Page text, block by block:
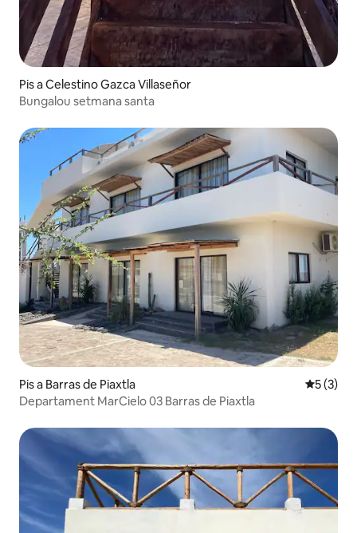
Pis a Celestino Gazca Villaseñor
Bungalou setmana santa
Pis a Barras de Piaxtla 5 de
5 (3)
Departament MarCielo 03 Barras de Piaxtla